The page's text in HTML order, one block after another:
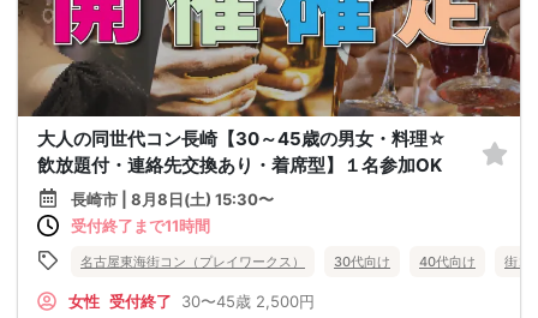
大人の同世代コン長崎【30～45歳の男女・料理☆
飲放題付・連絡先交換あり・着席型】１名参加OK
長崎市 | 8月8日(土) 15:30〜
受付終了まで11時間
名古屋東海街コン（プレイワークス） 30代向け 40代向け 街コ
女性 受付終了 30〜45歳 2,500円